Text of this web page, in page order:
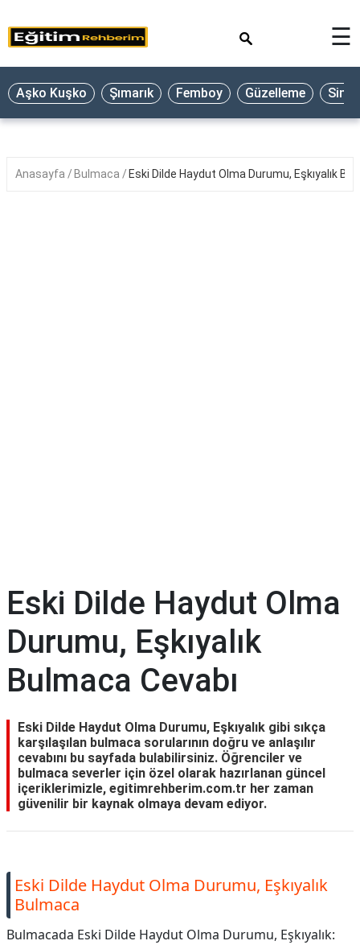
☰
Aşko Kuşko Şımarık Femboy Güzelleme
Anasayfa Bulmaca Eski Dilde Haydut Olma Durumu, Eşkıyalık
Eski Dilde Haydut Olma
Durumu, Eşkıyalık
Bulmaca Cevabı
Eski Dilde Haydut Olma Durumu, Eşkıyalık gibi sıkça
karşılaşılan bulmaca sorularının doğru ve anlaşılır
cevabını bu sayfada bulabilirsiniz. Öğrenciler ve
bulmaca severler için özel olarak hazırlanan güncel
içeriklerimizle, egitimrehberim.com.tr her zaman
güvenilir bir kaynak olmaya devam ediyor.
Eski Dilde Haydut Olma Durumu, Eşkıyalık
Bulmaca
Bulmacada Eski Dilde Haydut Olma Durumu, Eşkıyalık: